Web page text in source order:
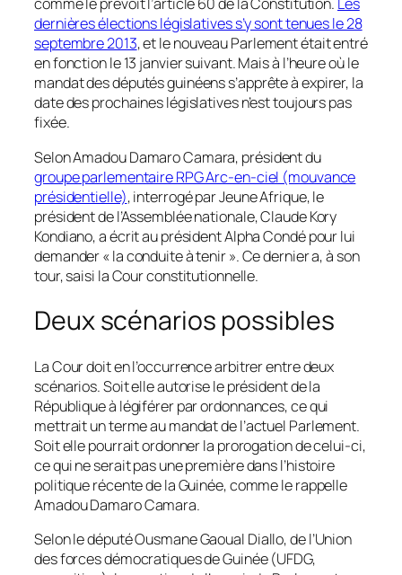
dernières élections législatives s’y sont tenues le 28
septembre 2013, et le nouveau Parlement était entré
en fonction le 13 janvier suivant. Mais à l’heure où le
mandat des députés guinéens s’apprête à expirer, la
date des prochaines législatives n’est toujours pas
fixée.
Selon Amadou Damaro Camara, président du
groupe parlementaire RPG Arc-en-ciel (mouvance
présidentielle), interrogé parJeune Afrique, le
président de l’Assemblée nationale, Claude Kory
Kondiano, a écrit au président Alpha Condé pour lui
demander « la conduite à tenir ». Ce dernier a, à son
tour, saisi la Cour constitutionnelle.
Deux scénarios possibles
La Cour doit en l’occurrence arbitrer entre deux
scénarios. Soit elle autorise le président de la
République à légiférer par ordonnances, ce qui
mettrait un terme au mandat de l’actuel Parlement.
Soit elle pourrait ordonner la prorogation de celui-ci,
ce qui ne serait pas une première dans l’histoire
politique récente de la Guinée, comme le rappelle
Amadou Damaro Camara.
Selon le député Ousmane Gaoual Diallo, de l’Union
des forces démocratiques de Guinée (UFDG,